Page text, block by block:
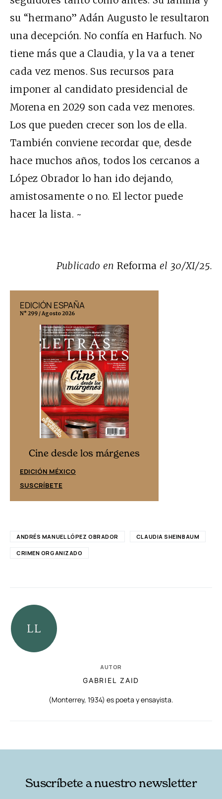
su “hermano” Adán Augusto le resultaron
una decepción. No confía en Harfuch. No
tiene más que a Claudia, y la va a tener
cada vez menos. Sus recursos para
imponer al candidato presidencial de
Morena en 2029 son cada vez menores.
Los que pueden crecer son los de ella.
También conviene recordar que, desde
hace muchos años, todos los cercanos a
López Obrador lo han ido dejando,
amistosamente o no. El lector puede
hacer la lista. ~
Publicado enReforma el 30/XI/25.
EDICIÓN ESPAÑA
N° 299 / Agosto 2026
Cine desde los márgenes
EDICIÓN MÉXICO
SUSCRÍBETE
ANDRÉS MANUEL LÓPEZ OBRADOR CLAUDIA SHEINBAUM
CRIMEN ORGANIZADO
AUTOR
GABRIEL ZAID
(Monterrey, 1934) es poeta y ensayista.
Suscríbete a nuestro newsletter